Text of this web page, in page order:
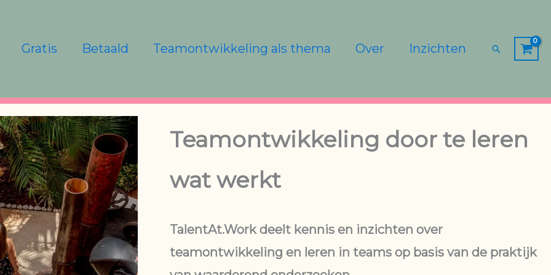
Gratis Betaald Teamontwikkeling als thema Over Inzichten Zoeken
Teamontwikkeling door te leren
wat werkt
TalentAt.Work deelt kennis en inzichten over
teamontwikkeling en leren in teams op basis van de praktijk